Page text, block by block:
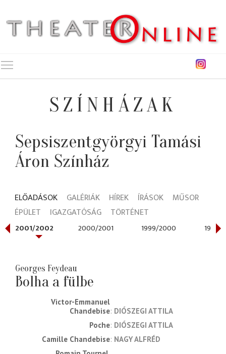
SZÍNHÁZAK
Sepsiszentgyörgyi Tamási
Áron Színház
ELŐADÁSOK GALÉRIÁK HÍREK ÍRÁSOK
MŰSOR
ÉPÜLET
IGAZGATÓSÁG TÖRTÉNET
2001/2002 2000/2001 1999/2000 1998/
Georges Feydeau
Bolha a fülbe
Victor-Emmanuel
Chandebise DIÓSZEGI ATTILA
Poche DIÓSZEGI ATTILA
Camille Chandebise NAGY ALFRÉD